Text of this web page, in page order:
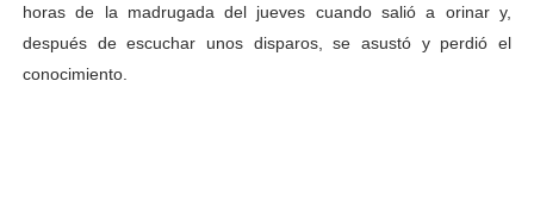
horas de la madrugada del jueves cuando salió a orinar y,
después de escuchar unos disparos, se asustó y perdió el
conocimiento.